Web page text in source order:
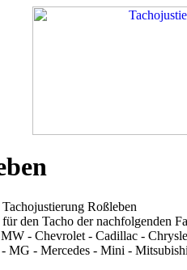
Roßleben
den Tacho der nachfolgenden
- Chevrolet - Cadillac -
- Mercedes - Mini -